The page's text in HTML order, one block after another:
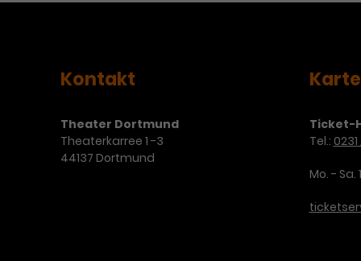
Kontakt
Theater Dortmund
Theaterkarree 1 -3
44137 Dortmund
Ticket-
Tel.:
Mo. - Sa.